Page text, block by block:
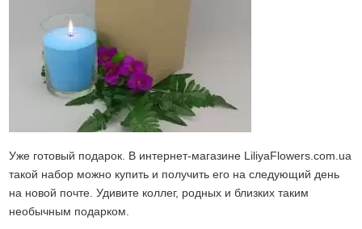
Уже готовый подарок. В интернет-магазине LiliyaFlowers.com.ua
такой набор можно купить и получить его на следующий день
на новой почте. Удивите коллег, родных и близких таким
необычным подарком.